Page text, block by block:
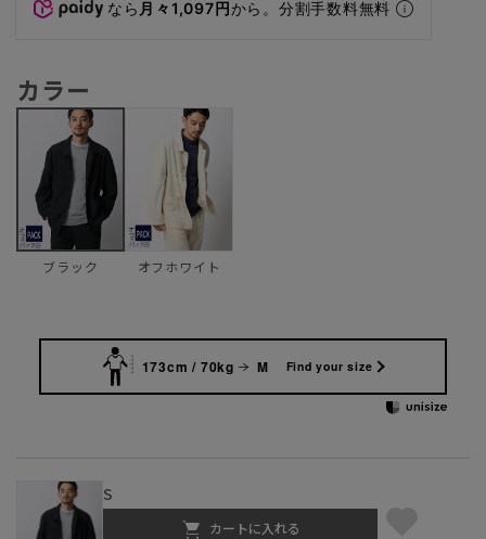
なら 月々1,097円から。分割手数料無料
カラー
ブラック オフホワイト
173cm / 70kg M Find your size
S
カートに入れる